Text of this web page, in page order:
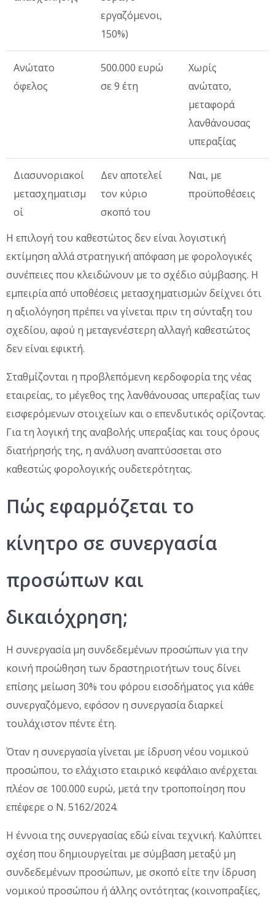
εργαζόμενοι,
150%)
Ανώτατο
όφελος
500.000 ευρώ
σε 9 έτη
Χωρίς
ανώτατο,
μεταφορά
λανθάνουσας
υπεραξίας
Διασυνοριακοί
μετασχηματισμ
οί
Δεν αποτελεί
τον κύριο
σκοπό του
Ναι, με
προϋποθέσεις
Η επιλογή του καθεστώτος δεν είναι λογιστική
εκτίμηση αλλά στρατηγική απόφαση με φορολογικές
συνέπειες που κλειδώνουν με το σχέδιο σύμβασης. Η
εμπειρία από υποθέσεις μετασχηματισμών δείχνει ότι
η αξιολόγηση πρέπει να γίνεται πριν τη σύνταξη του
σχεδίου, αφού η μεταγενέστερη αλλαγή καθεστώτος
δεν είναι εφικτή.
Σταθμίζονται η προβλεπόμενη κερδοφορία της νέας
εταιρείας, το μέγεθος της λανθάνουσας υπεραξίας των
εισφερόμενων στοιχείων και ο επενδυτικός ορίζοντας.
Για τη λογική της αναβολής υπεραξίας και τους όρους
διατήρησής της, η ανάλυση αναπτύσσεται στο
καθεστώς φορολογικής ουδετερότητας.
Πώς εφαρμόζεται το
κίνητρο σε συνεργασία
προσώπων και
δικαιόχρηση;
Η συνεργασία μη συνδεδεμένων προσώπων για την
κοινή προώθηση των δραστηριοτήτων τους δίνει
επίσης μείωση 30% του φόρου εισοδήματος για κάθε
συνεργαζόμενο, εφόσον η συνεργασία διαρκεί
τουλάχιστον πέντε έτη.
Όταν η συνεργασία γίνεται με ίδρυση νέου νομικού
προσώπου, το ελάχιστο εταιρικό κεφάλαιο ανέρχεται
πλέον σε 100.000 ευρώ, μετά την τροποποίηση που
επέφερε ο Ν. 5162/2024.
Η έννοια της συνεργασίας εδώ είναι τεχνική. Καλύπτει
σχέση που δημιουργείται με σύμβαση μεταξύ μη
συνδεδεμένων προσώπων, με σκοπό είτε την ίδρυση
νομικού προσώπου ή άλλης οντότητας (κοινοπραξίες,